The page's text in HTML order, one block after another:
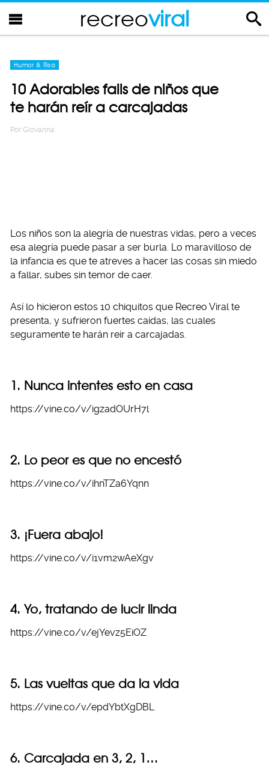
recreoviral
Humor & Risa
10 Adorables fails de niños que
te harán reír a carcajadas
Por Giovanna
Los niños son la alegría de nuestras vidas, pero a veces
esa alegría puede pasar a ser burla. Lo maravilloso de
la infancia es que te atreves a hacer las cosas sin miedo
a fallar, subes sin temor de caer.
Así lo hicieron estos 10 chiquitos que Recreo Viral te
presenta, y sufrieron fuertes caídas, las cuales
seguramente te harán reír a carcajadas.
1. Nunca intentes esto en casa
https://vine.co/v/igzadOUrH7l
2. Lo peor es que no encestó
https://vine.co/v/ihnTZa6Yqnn
3. ¡Fuera abajo!
https://vine.co/v/i1vm2wAeXgv
4. Yo, tratando de lucir linda
https://vine.co/v/ejYevz5EiOZ
5. Las vueltas que da la vida
https://vine.co/v/epdYbtXgDBL
6. Carcajada en 3, 2, 1…